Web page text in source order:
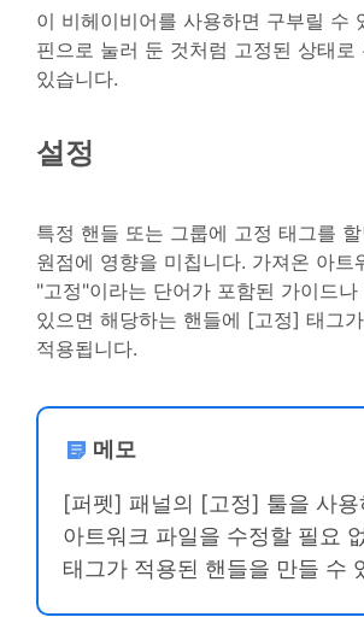
이 비헤이비어를 사용하면 구부릴 수
핀으로 눌러 둔 것처럼 고정된 상태로
있습니다.
설정
특정 핸들 또는 그룹에 고정 태그를
원점에 영향을 미칩니다. 가져온 아트
"고정"이라는 단어가 포함된 가이드나
있으면 해당하는 핸들에 [고정] 태그
적용됩니다.
메모
[퍼펫] 패널의 [고정] 툴을 사용
아트워크 파일을 수정할 필요
태그가 적용된 핸들을 만들 수